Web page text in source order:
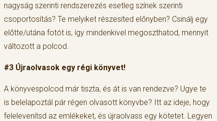
nagyság szerinti rendszerezés esetleg színek szerinti
csoportosítás? Te melyiket részesíted előnyben? Csinálj egy
előtte/utána fotót is, így mindenkivel megoszthatod, mennyit
változott a polcod.
#3 Újraolvasok egy régi könyvet!
A könyvespolcod már tiszta, és át is van rendezve? Ugye te
is belelapoztál pár régen olvasott könyvbe? Itt az ideje, hogy
felelevenítsd az emlékeket, és újraolvass egy kötetet. Legyen